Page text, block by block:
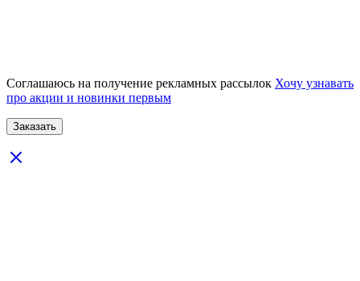
Соглашаюсь на получение рекламных рассылок Хочу узнавать
про акции и новинки первым